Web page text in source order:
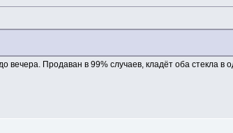
вечера. Продаван в 99% случаев, кладёт оба стекла в